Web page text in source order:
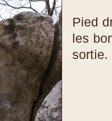
Pied
les
sortie.